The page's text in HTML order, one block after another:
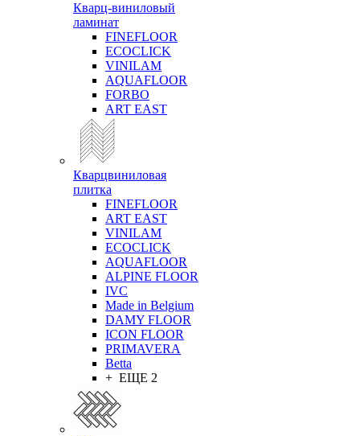
Кварц-виниловый
ламинат
FINEFLOOR
ECOCLICK
VINILAM
AQUAFLOOR
FORBO
ART EAST
Кварцвиниловая
плитка
FINEFLOOR
ART EAST
VINILAM
ECOCLICK
AQUAFLOOR
ALPINE FLOOR
IVC
Made in Belgium
DAMY FLOOR
ICON FLOOR
PRIMAVERA
Betta
+ ЕЩЕ 2